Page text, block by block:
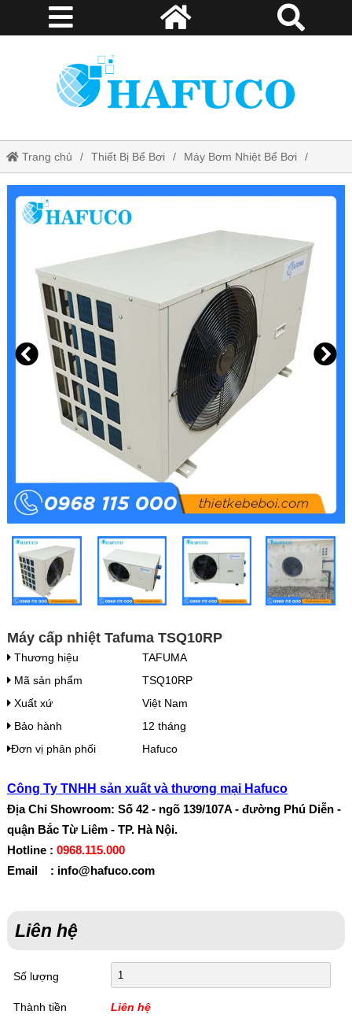
Trang chủ Thiết Bị Bể Bơi Máy Bơm Nhiệt Bể Bơi
Máy cấp nhiệt Tafuma TSQ10RP
Máy cấp nhiệt Tafuma TSQ10RP
Thương hiệu
TAFUMA
Mã sản phẩm
TSQ10RP
Xuất xứ
Việt Nam
Bảo hành
12 tháng
Đơn vị phân phối
Hafuco
Công Ty TNHH sản xuất và thương mại Hafuco
Địa Chỉ Showroom: Số 42 - ngõ 139/107A - đường Phú Diễn -
quận Bắc Từ Liêm - TP. Hà Nội.
Hotline : 0968.115.000
Email : info@hafuco.com
Liên hệ
Số lượng
Thành tiền
Liên hệ